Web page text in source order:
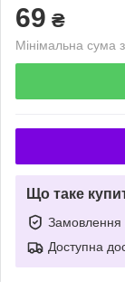
69 ₴
Мінімальна сума
Що таке
Замовлення
Доступна